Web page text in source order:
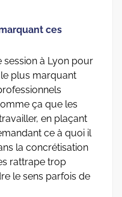
ces
session à Lyon pour
plus marquant
ça que les
en plaçant
ce à quoi il
la concrétisation
rattrape trop
le sens parfois de